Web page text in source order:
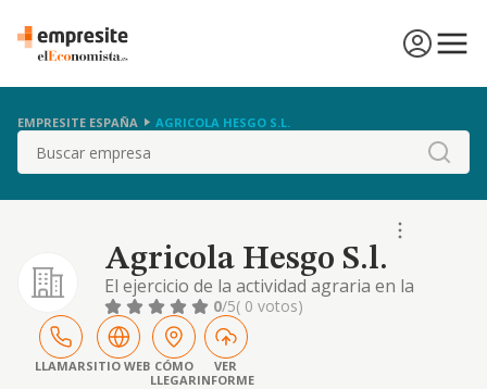
EMPRESITE ESPAÑA AGRICOLA HESGO S.L.
Buscar
Agricola Hesgo S.l.
El ejercicio de la actividad agraria en la
explotacion de una finca sita en la diputacion
del campo. termino de aguilas. murcia,
paraje barranco de tortosa.
0/5( 0 votos)
LLAMARSITIO WEB CÓMO
LLEGAR
VER
INFORME